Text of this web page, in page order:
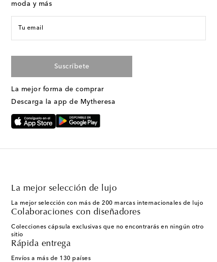
moda y más
Tu email
Suscríbete
La mejor forma de comprar
Descarga la app de Mytheresa
La mejor selección de lujo
La mejor selección con más de 200 marcas internacionales de lujo
Colaboraciones con diseñadores
Colecciones cápsula exclusivas que no encontrarás en ningún otro
sitio
Rápida entrega
Envíos a más de 130 países